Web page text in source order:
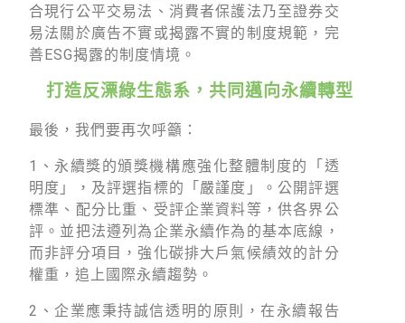
合現行公平交易法、消費者保護法乃至證券交
易法關於廣告不實或揭露不實的制度規範，完
善ESG揭露的制度情境。
打造反漂綠生態系，共同邁向永續轉型
最後，我們要再次呼籲：
1 、永續獎的頒獎機構應強化整體制度的「透
明度」，及評選指標的「嚴謹度」。公開評選
標準、配分比重、受評企業資料等，供各界公
評。並把法遵列為企業永續作為的基本底線，
而非評分項目，強化碳排大戶氣候績效的計分
權重，追上國際永續趨勢。
2、企業應秉持誠信透明的原則，在永續報告